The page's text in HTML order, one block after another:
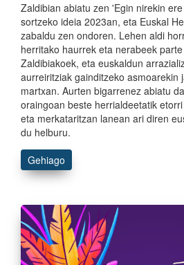
Zaldibian abiatu zen 'Egin nirekin
sortzeko ideia 2023an, eta Euskal
zabaldu zen ondoren. Lehen aldi
herritako haurrek eta nerabeek
Zaldibiakoek, eta euskaldun
aurreiritziak gainditzeko asmoarekin
martxan. Aurten bigarrenez abiatu
oraingoan beste herrialdeetatik
eta merkataritzan lanean ari diren
du helburu.
Gehiago